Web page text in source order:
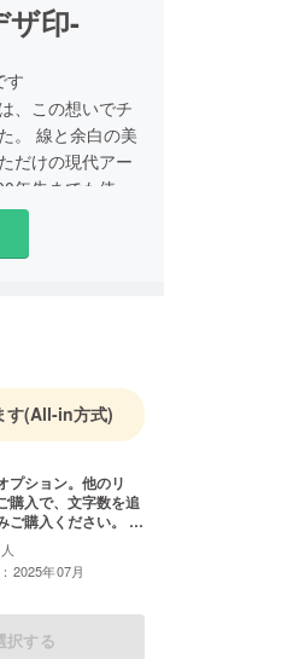
ザ印-
す
、この想いでチ
。 線と余白の美
だけの現代アー
先までも使え
ませんか？
す(All-in方式)
プション。他のリ
購入で、文字数を追
ご購入ください。 日
書きで3文字まで、
の場合は横書きで4
いただきます。 ---
this only if you
another
2025年07月
択する